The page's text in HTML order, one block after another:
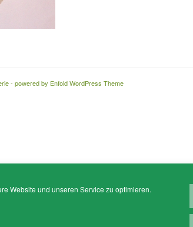
Website und unseren Service zu optimieren.
- powered by Enfold WordPress Theme